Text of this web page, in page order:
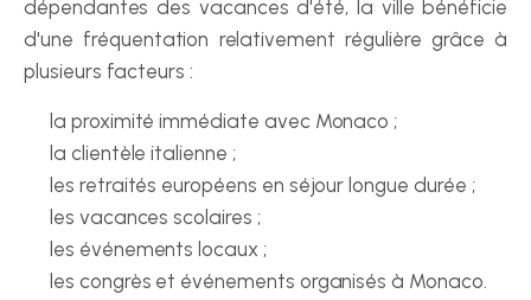
dépendantes des vacances d'été, la ville bénéficie
d'une fréquentation relativement régulière grâce à
plusieurs facteurs :
la proximité immédiate avec Monaco ;
la clientèle italienne ;
les retraités européens en séjour longue durée ;
les vacances scolaires ;
les événements locaux ;
les congrès et événements organisés à Monaco.